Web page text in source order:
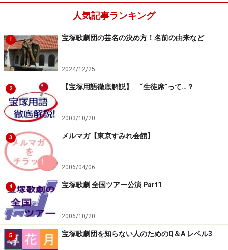
人気記事ランキング
1 宝塚歌劇団の芸名の決め方！名前の由来など
2024/12/25
2 【宝塚用語徹底解説】 “生徒席”って…？
2003/10/20
3 メルマガ【東京すみれ会館】
2006/04/06
4 宝塚歌劇 全国ツアー公演 Part1
2006/10/20
5 宝塚歌劇団を知らない人のためのQ＆A レベル3